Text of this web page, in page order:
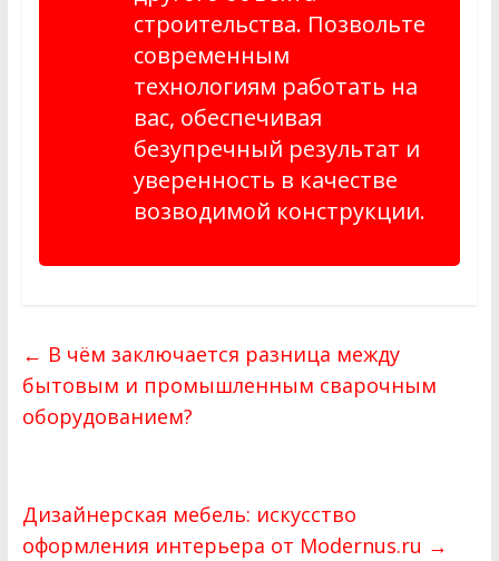
строительства. Позвольте
современным
технологиям работать на
вас, обеспечивая
безупречный результат и
уверенность в качестве
возводимой конструкции.
← В чём заключается разница между
бытовым и промышленным сварочным
оборудованием?
Дизайнерская мебель: искусство
оформления интерьера от Modernus.ru →